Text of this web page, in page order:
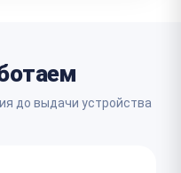
до выдачи устройства